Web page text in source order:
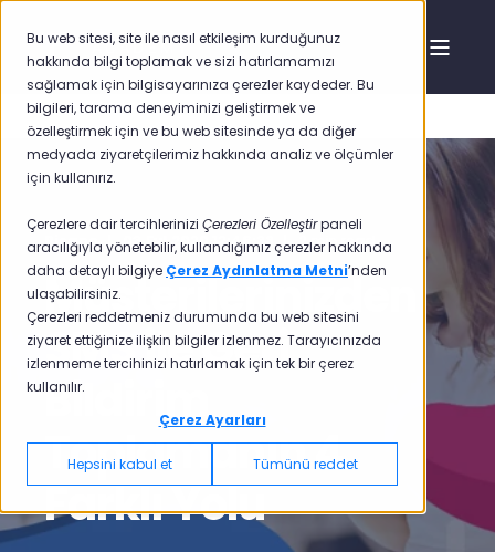
Bu web sitesi, site ile nasıl etkileşim kurduğunuz
hakkında bilgi toplamak ve sizi hatırlamamızı
sağlamak için bilgisayarınıza çerezler kaydeder. Bu
bilgileri, tarama deneyiminizi geliştirmek ve
özelleştirmek için ve bu web sitesinde ya da diğer
medyada ziyaretçilerimiz hakkında analiz ve ölçümler
için kullanırız.
Çerezlere dair tercihlerinizi Çerezleri Özelleştirpaneli
aracılığıyla yönetebilir, kullandığımız çerezler hakkında
daha detaylı bilgiye Çerez Aydınlatma Metni’nden
ulaşabilirsiniz.
Çerezleri reddetmeniz durumunda bu web sitesini
ziyaret ettiğinize ilişkin bilgiler izlenmez. Tarayıcınızda
izlenmeme tercihinizi hatırlamak için tek bir çerez
kullanılır.
Çerez Ayarları
Hepsini kabul et Tümünü reddet
Pisano 03.Eyl.2020 12:46:38 2 min read
Müşterilerinizden
SMS ile Geri
Bildirim
Toplamanın 4
Farklı Yolu